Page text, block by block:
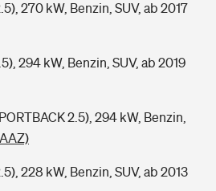
270 kW, Benzin, SUV, ab 2017
294 kW, Benzin, SUV, ab 2019
2.5), 294 kW, Benzin,
228 kW, Benzin, SUV, ab 2013